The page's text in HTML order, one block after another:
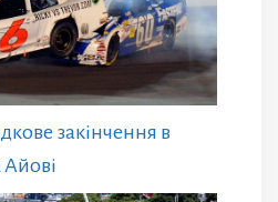
закінчення в
Айові